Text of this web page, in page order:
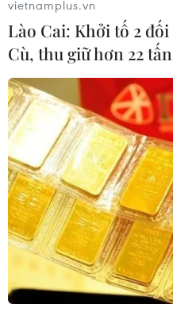
Liverpool thắng hủy
Tottenham thua sốc
30/12/2018 01:59
Liverpool tiếp tục khiến
váng với màn ngược dòng
trong cuộc tiếp đón tại
vietnamplus.vn
Lào Cai: Khởi tố 2
Cù, thu giữ hơn 22 tấn